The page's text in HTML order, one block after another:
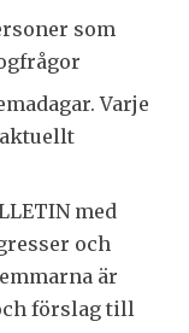
som
Varje
med
och
är
förslag till